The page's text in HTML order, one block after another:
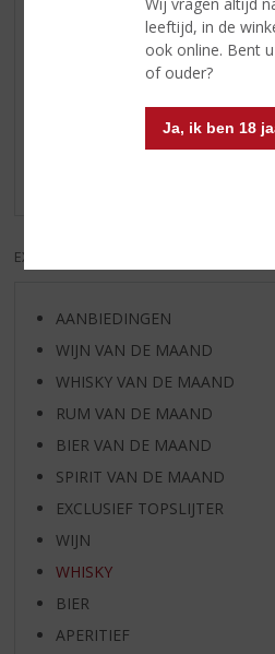
leeftijd, in de
ook online. Bent
of ouder?
Ja, ik ben 18
honing.
Reviews
Schrijf een review
EXCL. BTW
AANBIEDINGEN
WIJN VAN DE MAAND
WHISKY VAN DE MAAND
RUM VAN DE MAAND
BIER VAN DE MAAND
SPIRIT VAN DE MAAND
EXCLUSIEF TOPSLIJTER
WIJN
WHISKY
BIER
APERITIEF